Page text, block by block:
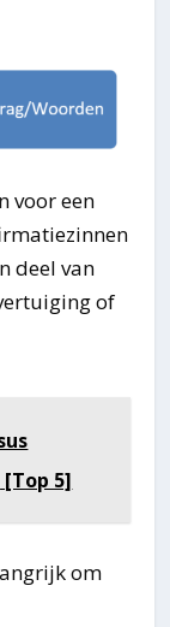
voor een
deel van
of
5]
om